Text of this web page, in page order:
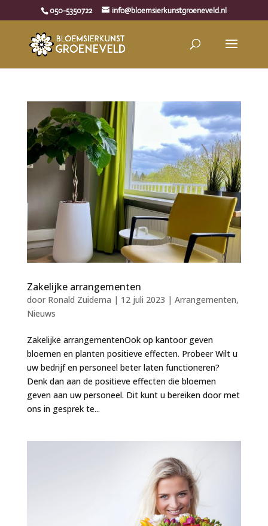
050-5350722 info@bloemsierkunstgroeneveld.nl
Zakelijke arrangementen
door Ronald Zuidema | 12 juli 2023 | Arrangementen,
Nieuws
Zakelijke arrangementenOok op kantoor geven
bloemen en planten positieve effecten. Probeer Wilt u
uw bedrijf en personeel beter laten functioneren?
Denk dan aan de positieve effecten die bloemen
geven aan uw personeel. Dit kunt u bereiken door met
ons in gesprek te...